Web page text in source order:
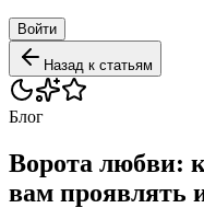
Войти
Назад к статьям
Блог
Ворота любви:
вам проявлять